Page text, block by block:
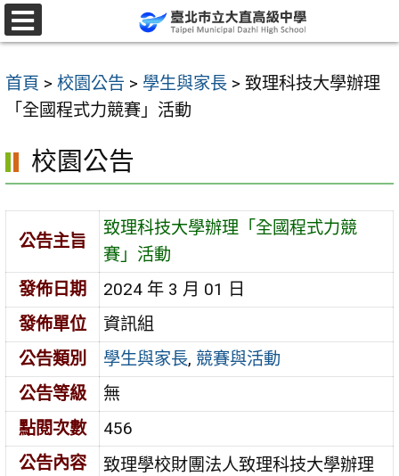
跳
至
要
區
首頁 > 校園公告 > 學生與家長 > 致理科技大學辦理
「全國程式力競賽」活動
校園公告
公告主旨
致理科技大學辦理「全國程式力競
賽」活動
發佈日期
2024 年 3 月 01 日
發佈單位
資訊組
公告類別
學生與家長, 競賽與活動
公告等級
無
點閱次數
456
公告內容
致理學校財團法人致理科技大學辦理
選
單